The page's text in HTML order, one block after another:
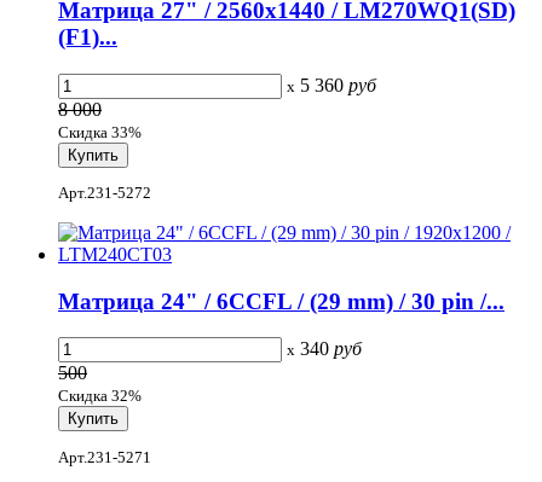
Матрица 27" / 2560x1440 / LM270WQ1(SD)
(F1)...
x 5 360 руб
8 000
Скидка 33%
Арт.231-5272
Матрица 24" / 6CCFL / (29 mm) / 30 pin /...
x 340 руб
500
Скидка 32%
Арт.231-5271